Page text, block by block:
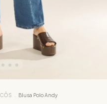
Blusa Polo Andy